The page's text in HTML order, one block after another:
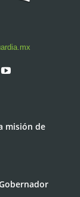
misión de